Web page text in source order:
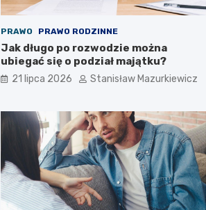
PRAWO PRAWO RODZINNE
Jak długo po rozwodzie można
ubiegać się o podział majątku?
21 lipca 2026 Stanisław Mazurkiewicz